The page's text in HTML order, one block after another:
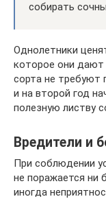
собирать
Однолетники
которое они дают
сорта не требуют
и на второй год
полезную листву
Вредители и
При соблюдении
не поражается ни
иногда